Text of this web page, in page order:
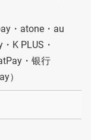
・atone・au
K PLUS・
・银行
）